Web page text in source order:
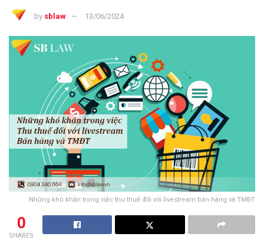
by sblaw 13/06/2024
Những khó khăn trong việc thu thuế đối với livestream bán hàng và TMĐT
0
SHARES